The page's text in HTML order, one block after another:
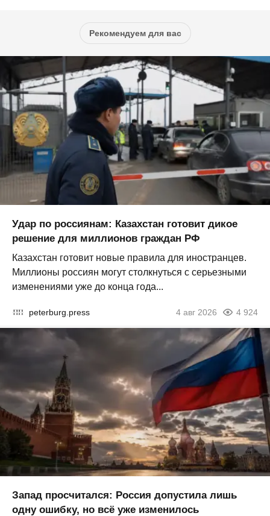
Рекомендуем для вас
Удар по россиянам: Казахстан готовит дикое
решение для миллионов граждан РФ
Казахстан готовит новые правила для иностранцев.
Миллионы россиян могут столкнуться с серьезными
изменениями уже до конца года...
peterburg.press 4 авг 2026 4 924
Запад просчитался: Россия допустила лишь
одну ошибку, но всё уже изменилось